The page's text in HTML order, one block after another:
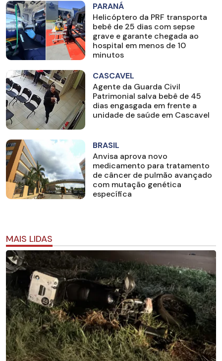
PARANÁ
Helicóptero da PRF transporta
bebê de 25 dias com sepse
grave e garante chegada ao
hospital em menos de 10
minutos
CASCAVEL
Agente da Guarda Civil
Patrimonial salva bebê de 45
dias engasgada em frente a
unidade de saúde em Cascavel
BRASIL
Anvisa aprova novo
medicamento para tratamento
de câncer de pulmão avançado
com mutação genética
específica
MAIS LIDAS